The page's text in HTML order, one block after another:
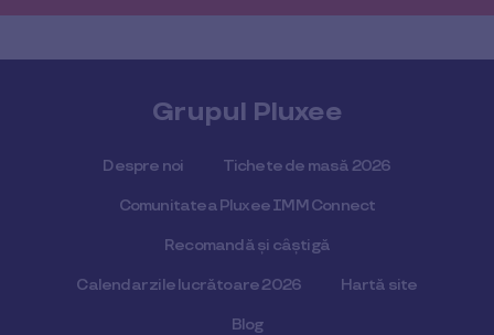
Grupul Pluxee
Despre noi Tichete de masă 2026
Comunitatea Pluxee IMM Connect
Recomandă și câștigă
Calendar zile lucrătoare 2026 Hartă site
Blog